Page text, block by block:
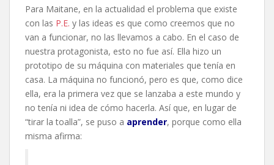
Para Maitane, en la actualidad el problema que existe
con las P.E. y las ideas es que como creemos que no
van a funcionar, no las llevamos a cabo. En el caso de
nuestra protagonista, esto no fue así. Ella hizo un
prototipo de su máquina con materiales que tenía en
casa. La máquina no funcionó, pero es que, como dice
ella, era la primera vez que se lanzaba a este mundo y
no tenía ni idea de cómo hacerla. Así que, en lugar de
“tirar la toalla”, se puso a aprender, porque como ella
misma afirma: